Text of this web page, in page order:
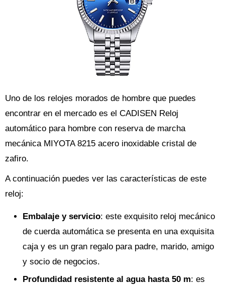
Uno de los relojes morados de hombre que puedes
encontrar en el mercado es el CADISEN Reloj
automático para hombre con reserva de marcha
mecánica MIYOTA 8215 acero inoxidable cristal de
zafiro.
A continuación puedes ver las características de este
reloj:
Embalaje y servicio: este exquisito reloj mecánico
de cuerda automática se presenta en una exquisita
caja y es un gran regalo para padre, marido, amigo
y socio de negocios.
Profundidad resistente al agua hasta 50 m: es